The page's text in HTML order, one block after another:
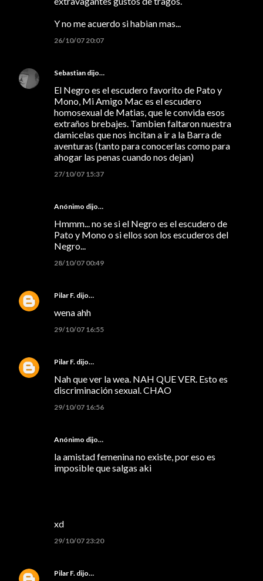
Y no me acuerdo si habian mas...
26/10/07 20:07
Sebastian dijo…
El Negro es el escudero favorito de Pato y
Mono, Mi Amigo Mac es el escudero
homosexual de Matias, que le convida esos
extraños brebajes. Tambien faltaron nuestra
damicelas que nos incitan a ir a la Barra de
aventuras (tanto para conocerlas como para
ahogar las penas cuando nos dejan)
27/10/07 15:37
Anónimo dijo…
Hmmm... no se si el Negro es el escudero de
Pato y Mono o si ellos son los escuderos del
Negro...
28/10/07 00:49
Pilar F. dijo…
wena ahh
29/10/07 16:55
Pilar F. dijo…
Nah que ver la wea. NAH QUE VER. Esto es
discriminación sexual. CHAO
29/10/07 16:56
Anónimo dijo…
la amistad femenina no existe, por eso es
imposible que salgas aki
xd
29/10/07 23:20
Pilar F. dijo…